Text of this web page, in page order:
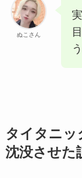
ぬこさん
タイタニッ
沈没させた